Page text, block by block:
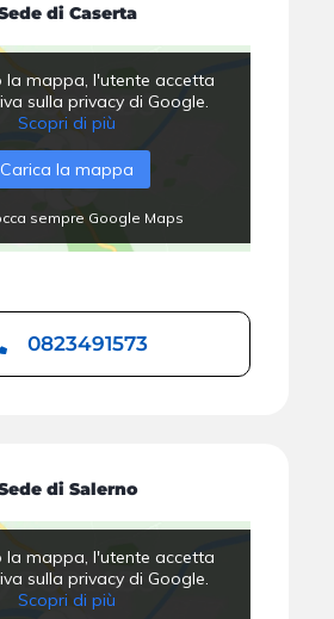
di Caserta
la mappa, l'utente accetta
sulla privacy di Google.
Scopri di più
Carica la mappa
sempre Google Maps
0823491573
di Salerno
la mappa, l'utente accetta
sulla privacy di Google.
Scopri di più